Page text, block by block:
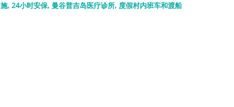
施 24小时安保 曼谷普吉岛医疗诊所 度假村内班车和渡船